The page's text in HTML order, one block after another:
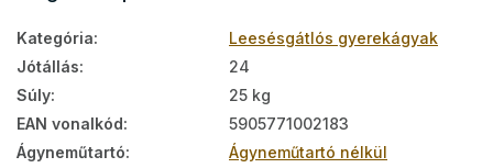
Kategória:
Leesésgátlós gyerekágyak
Jótállás:
24
Súly:
25 kg
EAN vonalkód:
5905771002183
Ágyneműtartó:
Ágyneműtartó nélkül